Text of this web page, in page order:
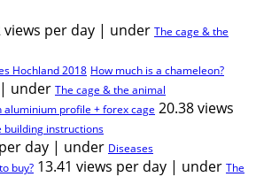
views per day | under The cage & the
How much is a chameleon?
| under The cage & the animal
profile + forex cage 20.38 views
building instructions
day | under Diseases
buy? 13.41 views per day | under The